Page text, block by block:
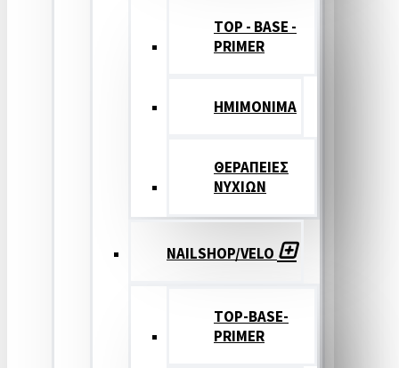
TOP - BASE -
PRIMER
ΗΜΙΜΟΝΙΜΑ
ΘΕΡΑΠΕΙΕΣ
ΝΥΧΙΩΝ
NAILSHOP/VELO
TOP-BASE-
PRIMER